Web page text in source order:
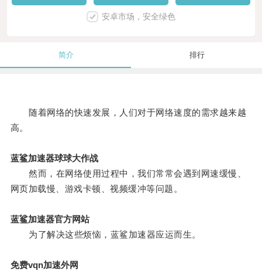
安卓市场，安全绿色
简介 排行
随着网络的快速发展，人们对于网络速度的需求越来越
高。
蓝鲨加速器球球大作战
然而，在网络使用过程中，我们常常会遇到网速缓慢、
网页加载慢、游戏卡顿、视频缓冲等问题。
蓝鲨加速器官方网站
为了解决这些烦恼，蓝鲨加速器应运而生。
免费vqn加速外网